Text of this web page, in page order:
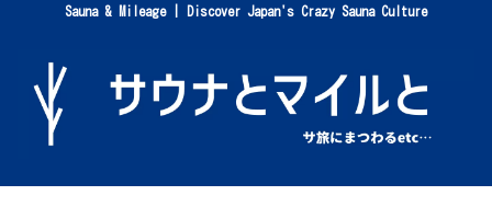
Sauna & Mileage | Discover Japan's Crazy Sauna Culture